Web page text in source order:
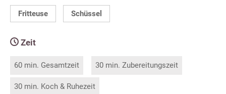
Fritteuse Schüssel
Zeit
60 min. Gesamtzeit 30 min. Zubereitungszeit
30 min. Koch & Ruhezeit